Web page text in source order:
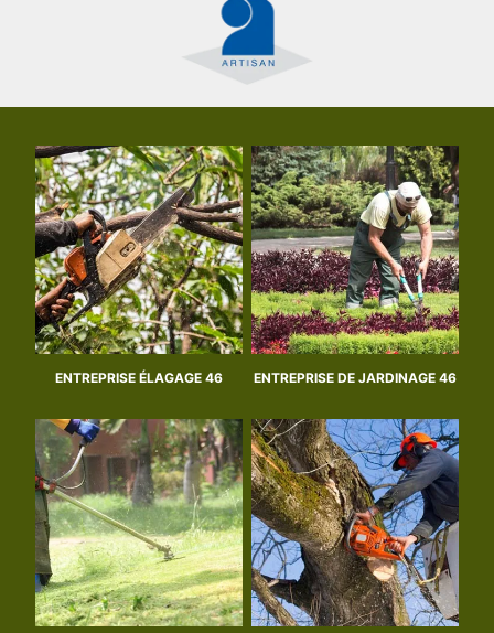
ENTREPRISE ÉLAGAGE 46 ENTREPRISE DE JARDINAGE 46